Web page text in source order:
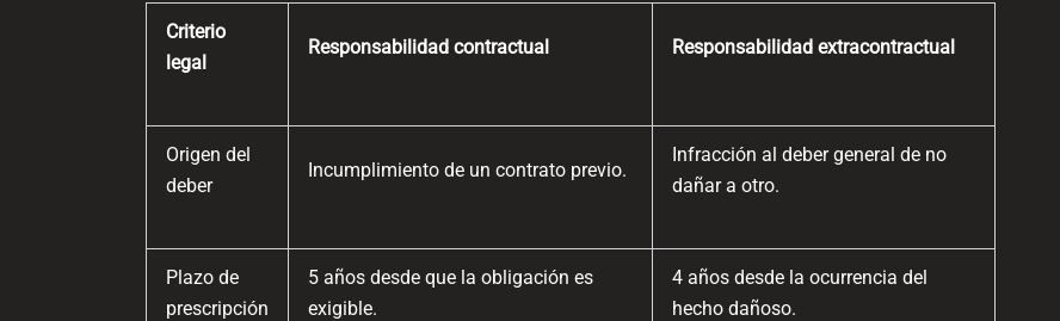
Criterio
legal
Responsabilidad contractual Responsabilidad extracontractual
Origen del
deber
Incumplimiento de un contrato previo.
Infracción al deber general de no
dañar a otro.
Plazo de
prescripción
5 años desde que la obligación es
exigible.
4 años desde la ocurrencia del
hecho dañoso.